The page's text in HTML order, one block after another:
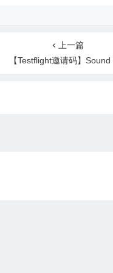
上一篇
【Testflight邀请码】